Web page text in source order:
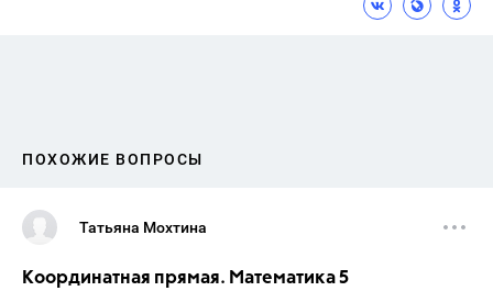
ПОХОЖИЕ ВОПРОСЫ
Татьяна Мохтина
Координатная прямая. Математика 5